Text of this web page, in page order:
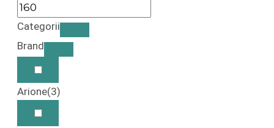
Categorii
Brand
Arione(3)